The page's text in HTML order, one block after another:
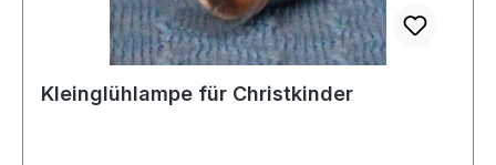
Kleinglühlampe für Christkinder